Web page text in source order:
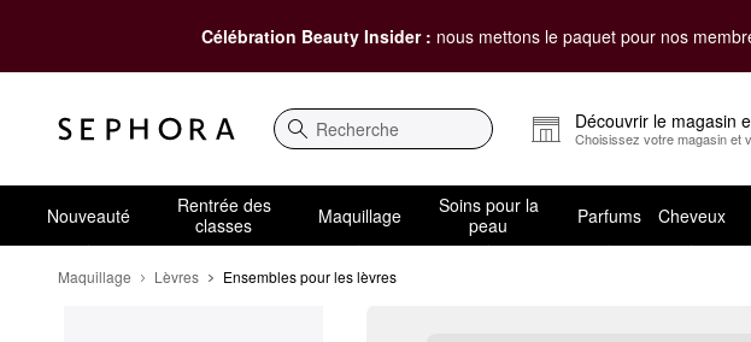
Célébration Beauty Insider : nous mettons le paquet pour nos
Recherche
Découvrir le magasin
Choisissez votre magasin et
Nouveauté
Rentrée des
classes
Maquillage
Soins pour la
peau
Parfums Cheveux
Maquillage Lèvres Ensembles pour les lèvres